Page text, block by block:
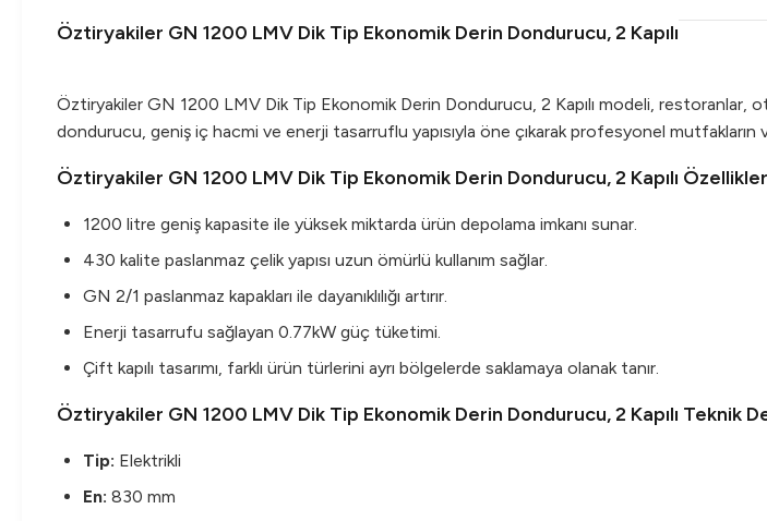
Öztiryakiler GN 1200 LMV Dik Tip Ekonomik Derin Dondurucu, 2 Kapılı
Öztiryakiler GN 1200 LMV Dik Tip Ekonomik Derin Dondurucu, 2 Kapılı modeli,
dondurucu, geniş iç hacmi ve enerji tasarruflu yapısıyla öne çıkarak profesyonel mutfakların
Öztiryakiler GN 1200 LMV Dik Tip Ekonomik Derin Dondurucu, 2 Kapılı
1200 litre geniş kapasite ile yüksek miktarda ürün depolama imkanı sunar.
430 kalite paslanmaz çelik yapısı uzun ömürlü kullanım sağlar.
GN 2/1 paslanmaz kapakları ile dayanıklılığı artırır.
Enerji tasarrufu sağlayan 0.77kW güç tüketimi.
Çift kapılı tasarımı, farklı ürün türlerini ayrı bölgelerde saklamaya olanak tanır.
Öztiryakiler GN 1200 LMV Dik Tip Ekonomik Derin Dondurucu, 2 Kapılı Teknik
Tip: Elektrikli
En: 830 mm